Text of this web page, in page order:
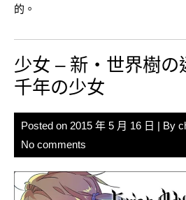
的。
少女 – 新・世界樹の
千年の少女
Posted on 2015 年 5 月 16 日 | By
No comments